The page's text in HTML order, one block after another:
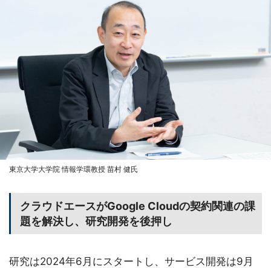
東京大学大学院 情報学環教授 苗村 健氏
クラウドエースがGoogle Cloudの契約関連の課
題を解決し、研究開発を後押し
研究は2024年6月にスタートし、サービス開発は9月